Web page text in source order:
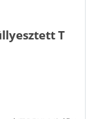
T